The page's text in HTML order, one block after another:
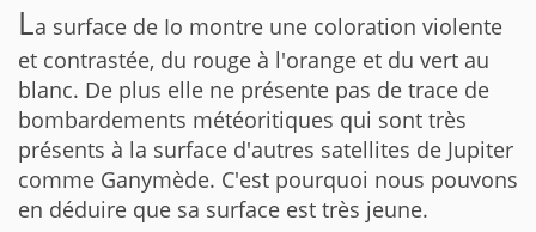
La surface de Io montre une coloration violente
et contrastée, du rouge à l'orange et du vert au
blanc. De plus elle ne présente pas de trace de
bombardements météoritiques qui sont très
présents à la surface d'autres satellites de Jupiter
comme Ganymède. C'est pourquoi nous pouvons
en déduire que sa surface est très jeune.